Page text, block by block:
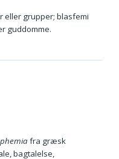
eller grupper; blasfemi
guddomme.
fra græsk
bagtalelse,